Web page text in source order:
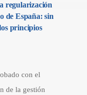
regularización
de España: sin
principios
con el
de la gestión